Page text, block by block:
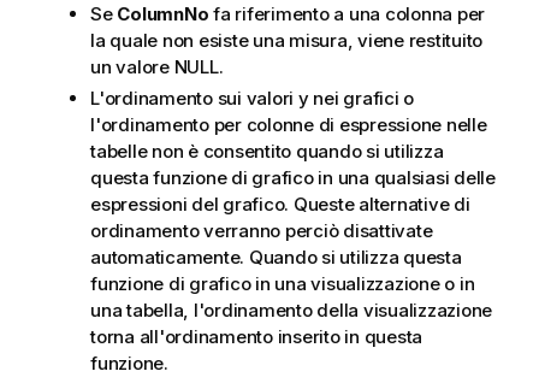
m
a
i
c
a
Se ColumnNo fa riferimento a una colonna per
la quale non esiste una misura, viene restituito
un valore NULL.
L'ordinamento sui valori y nei grafici o
l'ordinamento per colonne di espressione nelle
tabelle non è consentito quando si utilizza
questa funzione di grafico in una qualsiasi delle
espressioni del grafico. Queste alternative di
ordinamento verranno perciò disattivate
automaticamente. Quando si utilizza questa
funzione di grafico in una visualizzazione o in
una tabella, l'ordinamento della visualizzazione
torna all'ordinamento inserito in questa
funzione.